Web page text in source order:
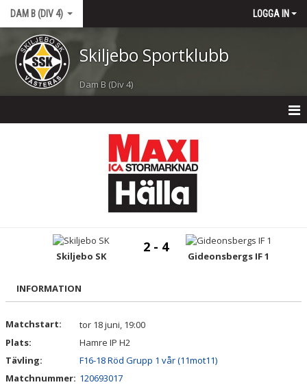
DAM B (DIV 4) LOGGA IN
Skiljebo Sportklubb
Dam B (Div 4)
BILDGALLERI
Skiljebo SK
2 - 4
Gideonsbergs IF 1
INFORMATION
Matchstart:
tor 18 juni, 19:00
Plats:
Hamre IP H2
Tävling:
F16-18 Röd Grupp 1 vår (11mot11)
Matchnummer: 120693017